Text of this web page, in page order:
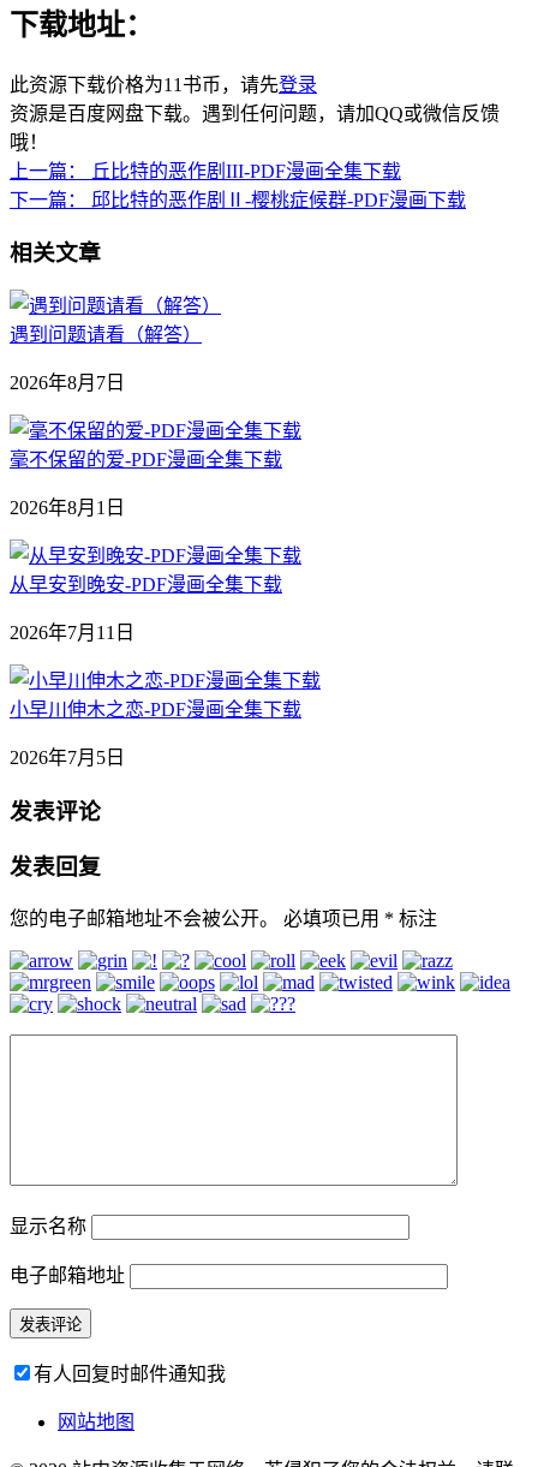
下载地址：
此资源下载价格为11 书币，请先登录
资源是百度网盘下载。遇到任何问题，请加QQ或微信反馈
哦！
上一篇：
丘比特的恶作剧III-PDF漫画全集下载
下一篇：
邱比特的恶作剧Ⅱ-樱桃症候群-PDF漫画下载
相关文章
遇到问题请看（解答）
2026年8月7日
毫不保留的爱-PDF漫画全集下载
2026年8月1日
从早安到晚安-PDF漫画全集下载
2026年7月11日
小早川伸木之恋-PDF漫画全集下载
2026年7月5日
发表评论
发表回复
您的电子邮箱地址不会被公开。 必填项已用 * 标注
显示名称
电子邮箱地址
有人回复时邮件通知我
网站地图